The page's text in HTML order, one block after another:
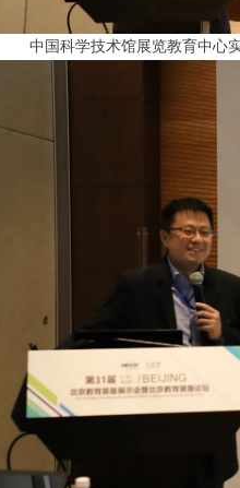
中国科学技术馆展览教育中心